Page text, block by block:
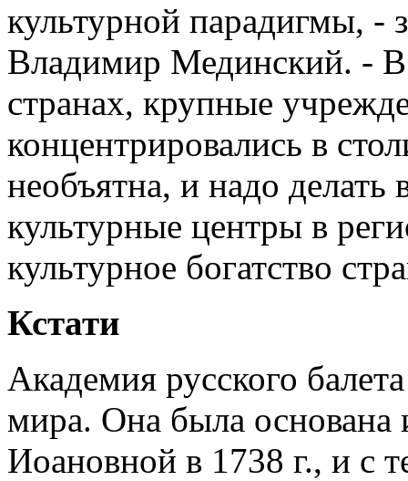
культурной парадигмы, -
Владимир Мединский. - В
странах, крупные
концентрировались в
необъятна, и надо делать
культурные центры в
культурное богатство
Кстати
Академия русского
мира. Она была
Иоановной в 1738 г., и с